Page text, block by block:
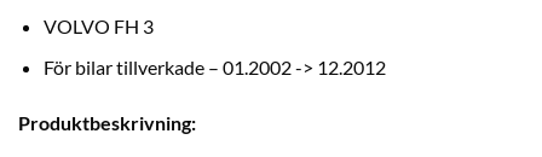
VOLVO FH 3
För bilar tillverkade – 01.2002 -> 12.2012
Produktbeskrivning: